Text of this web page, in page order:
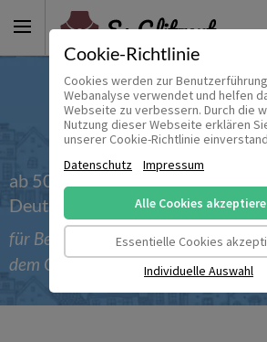
Cookie-Richtlinie
Cookies werden zur
Webanalyse verwendet und helfen
Webseite zu verbessern. Durch die
Nutzung dieser Webseite erklären
unserer Cookie-Richtlinie
Datenschutz
Impressum
Alle Cookies
Essentielle Cookies
Individuelle Auswahl
ab 50 € versandkostenfrei
Deutschlands
für Bestellungen bis einschließlich
dem Gutscheincode 'Sommer_2026'